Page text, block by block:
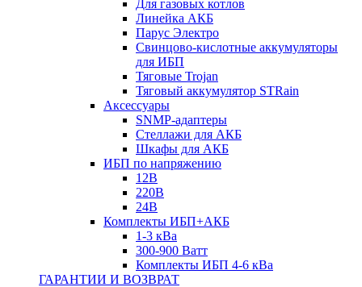
Для газовых котлов
Линейка АКБ
Парус Электро
Свинцово-кислотные аккумуляторы
для ИБП
Тяговые Trojan
Тяговый аккумулятор STRain
Аксессуары
SNMP-адаптеры
Стеллажи для АКБ
Шкафы для АКБ
ИБП по напряжению
12В
220В
24В
Комплекты ИБП+АКБ
1-3 кВа
300-900 Ватт
Комплекты ИБП 4-6 кВа
ГАРАНТИИ И ВОЗВРАТ